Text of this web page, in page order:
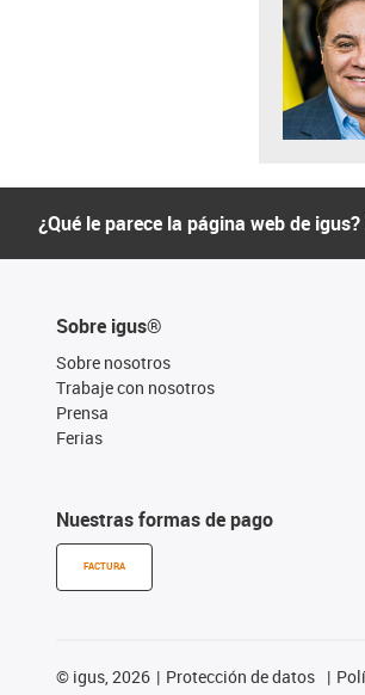
¿Qué le parece la página web de
Sobre igus®
Sobre nosotros
Trabaje con nosotros
Prensa
Ferias
Nuestras formas de pago
FACTURA
© igus, 2026 Protección de datos